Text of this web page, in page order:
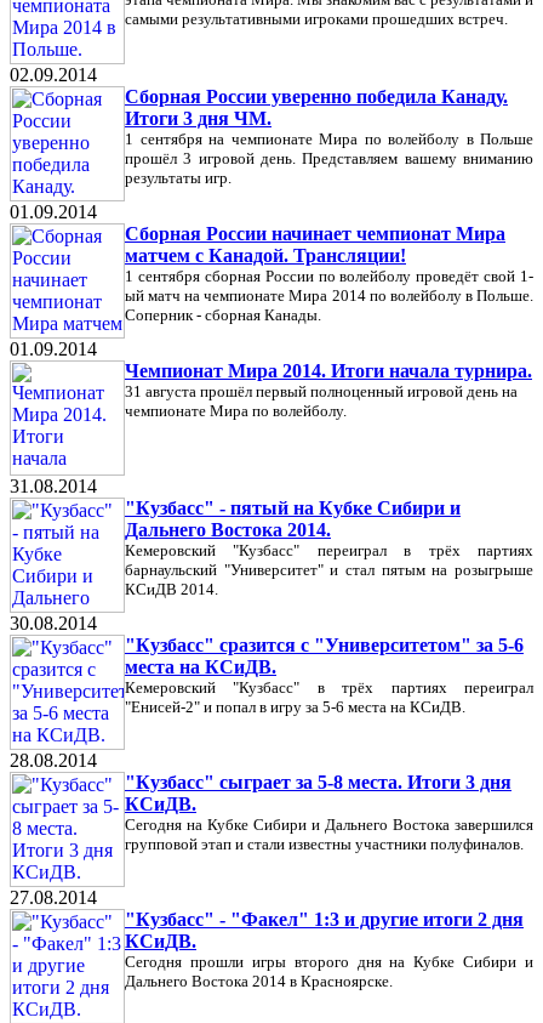
самыми результативными игроками прошедших встреч.
02.09.2014
Сборная России уверенно победила Канаду.
Итоги 3 дня ЧМ.
1 сентября на чемпионате Мира по волейболу в Польше
прошёл 3 игровой день. Представляем вашему вниманию
результаты игр.
01.09.2014
Сборная России начинает чемпионат Мира
матчем с Канадой. Трансляции!
1 сентября сборная России по волейболу проведёт свой 1-
ый матч на чемпионате Мира 2014 по волейболу в Польше.
Соперник - сборная Канады.
01.09.2014
Чемпионат Мира 2014. Итоги начала турнира.
31 августа прошёл первый полноценный игровой день на
чемпионате Мира по волейболу.
31.08.2014
"Кузбасс" - пятый на Кубке Сибири и
Дальнего Востока 2014.
Кемеровский "Кузбасс" переиграл в трёх партиях
барнаульский "Университет" и стал пятым на розыгрыше
КСиДВ 2014.
30.08.2014
"Кузбасс" сразится с "Университетом" за 5-6
места на КСиДВ.
Кемеровский "Кузбасс" в трёх партиях переиграл
"Енисей-2" и попал в игру за 5-6 места на КСиДВ.
28.08.2014
"Кузбасс" сыграет за 5-8 места. Итоги 3 дня
КСиДВ.
Сегодня на Кубке Сибири и Дальнего Востока завершился
групповой этап и стали известны участники полуфиналов.
27.08.2014
"Кузбасс" - "Факел" 1:3 и другие итоги 2 дня
КСиДВ.
Сегодня прошли игры второго дня на Кубке Сибири и
Дальнего Востока 2014 в Красноярске.